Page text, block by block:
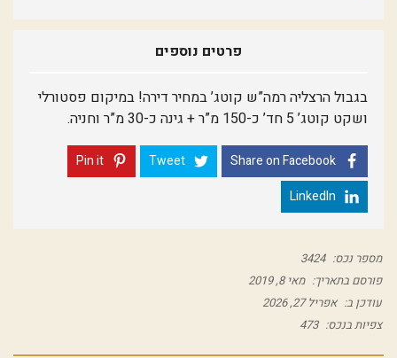
פרטים נוספים
בגבול הרצליה רמה”ש קוטג’ במחיר דירה! במיקום פסטורלי
ושקט קוטג’ 5 חד’ כ-150 מ”ר + גינה כ-30 מ”ר וחניה.
Share on Facebook
Tweet
Pin it
LinkedIn
מספר נכס: 3424
פורסם בתאריך: מאי 8, 2019
עודכן ב: אפריל 27, 2026
צפיות בנכס: 473